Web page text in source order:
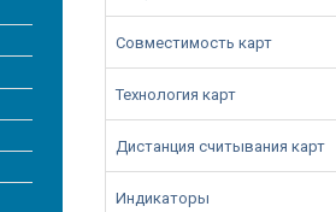
Совместимость карт
Технология карт
Дистанция считывания карт
Индикаторы